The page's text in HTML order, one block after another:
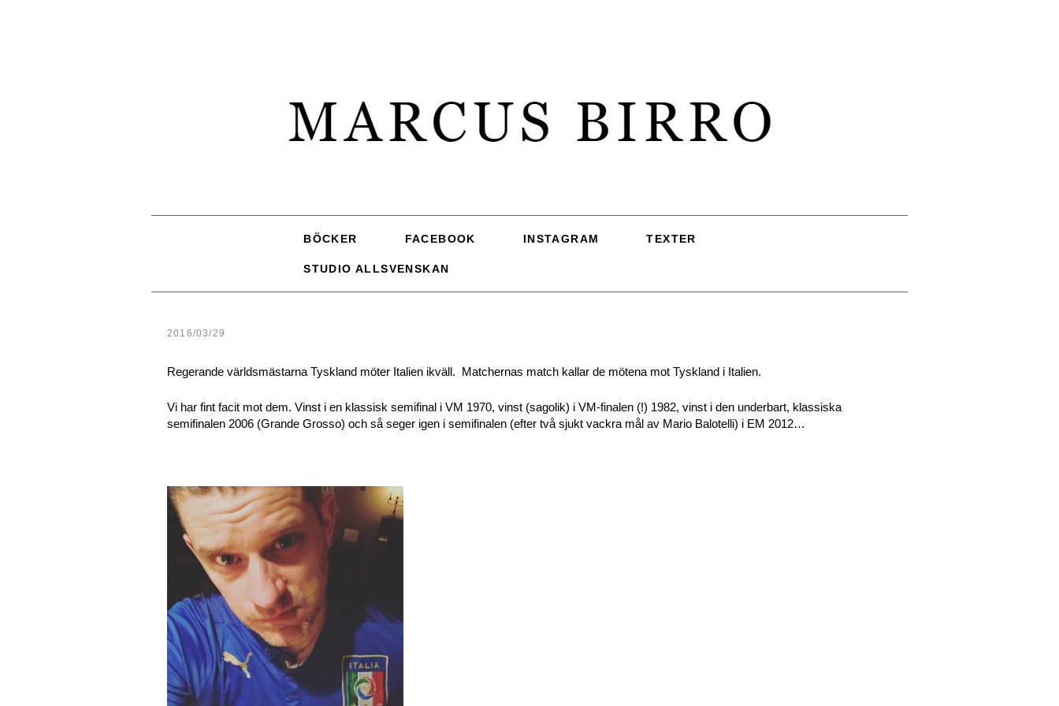
BÖCKER FACEBOOK INSTAGRAM TEXTER
STUDIO ALLSVENSKAN
2016/03/29
Regerande världsmästarna Tyskland möter Italien ikväll. Matchernas match kallar de mötena mot Tyskland i Italien.
Vi har fint facit mot dem. Vinst i en klassisk semifinal i VM 1970, vinst (sagolik) i VM-finalen (!) 1982, vinst i den underbart, klassiska
semifinalen 2006 (Grande Grosso) och så seger igen i semifinalen (efter två sjukt vackra mål av Mario Balotelli) i EM 2012…